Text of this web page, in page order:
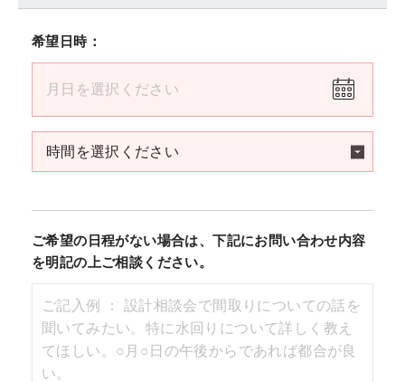
希望日時：
ご希望の日程がない場合は、下記にお問い合わせ内容
を明記の上ご相談ください。